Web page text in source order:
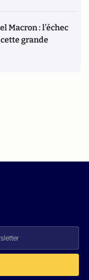
Macron : l’échec
grande